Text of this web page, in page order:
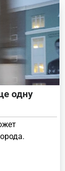
одну